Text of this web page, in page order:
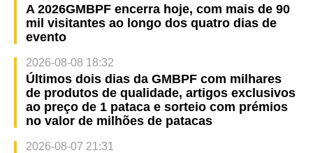
A 2026GMBPF encerra hoje, com mais de 90
mil visitantes ao longo dos quatro dias de
evento
2026-08-08 18:32
Últimos dois dias da GMBPF com milhares
de produtos de qualidade, artigos exclusivos
ao preço de 1 pataca e sorteio com prémios
no valor de milhões de patacas
2026-08-07 21:31